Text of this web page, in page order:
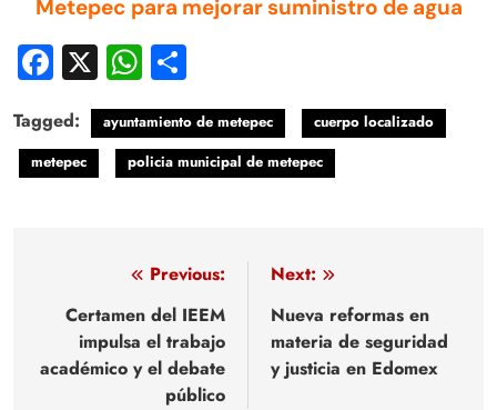
Metepec para mejorar suministro de agua
Facebook
X WhatsApp
Tagged: ayuntamiento de metepec
cuerpo localizado
metepec
policia municipal de metepec
Navegación
de
entradas
Previous:
Certamen del IEEM
impulsa el trabajo
académico y el debate
público
Next:
Nueva reformas en
materia de seguridad
y justicia en Edomex